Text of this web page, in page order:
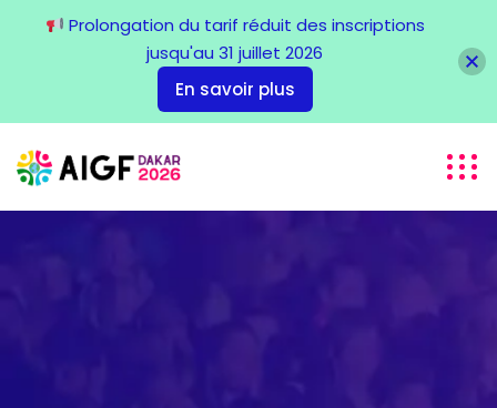
Prolongation du tarif réduit des inscriptions
jusqu'au 31 juillet 2026
En savoir plus